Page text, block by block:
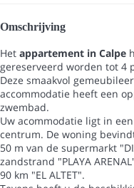
Omschrijving
Het appartement in Calpe
gereserveerd worden tot 4
Deze smaakvol
accommodatie heeft een
zwembad.
Uw acommodatie ligt in
centrum. De woning
50 m van de supermarkt
zandstrand "PLAYA
90 km "EL ALTET".